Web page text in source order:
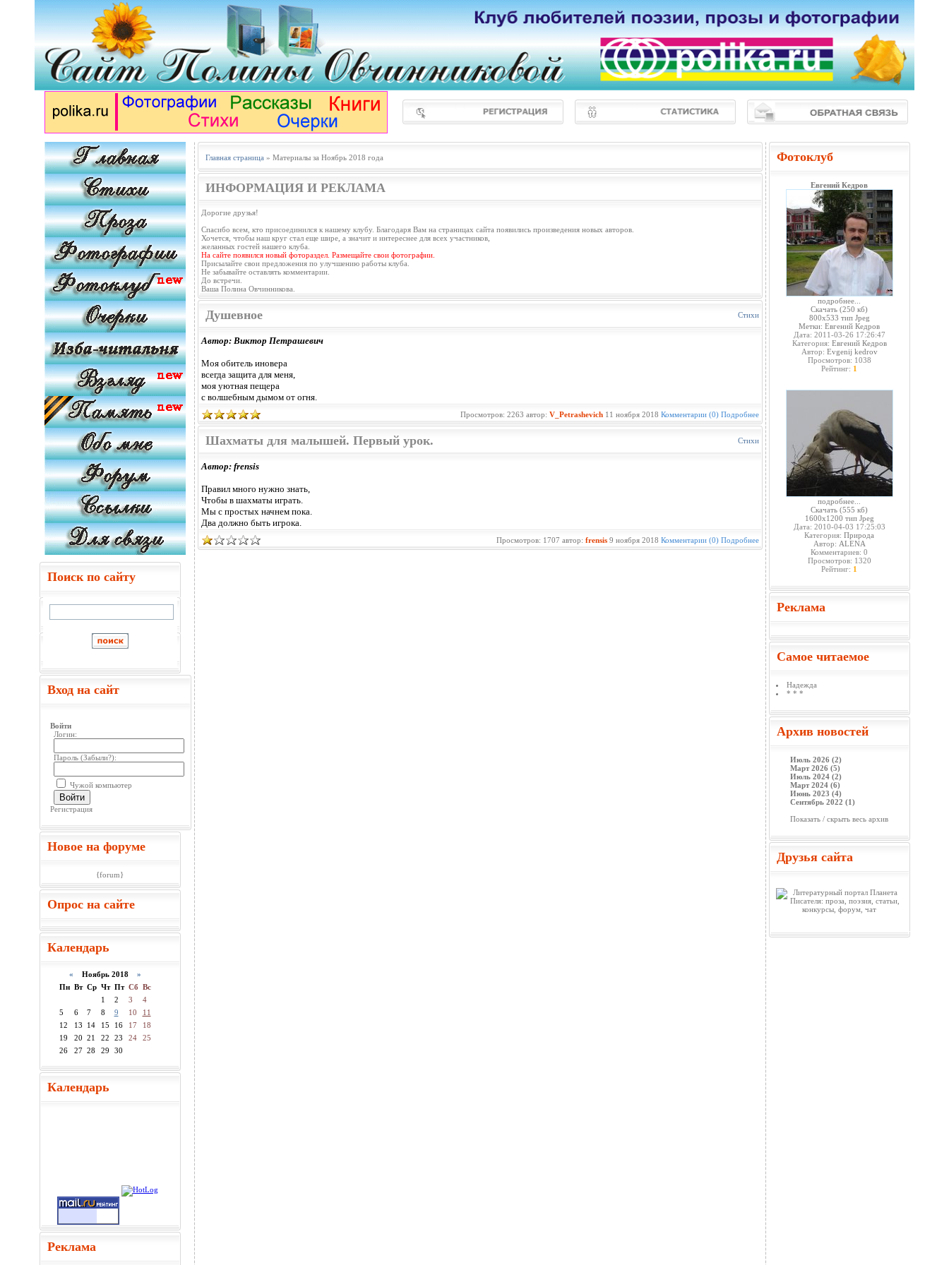
Поиск по сайту
Вход на сайт
Войти
Логин:
Пароль (Забыли?):
Чужой компьютер
Войти
Регистрация
Новое на форуме
{forum}
Опрос на сайте
Календарь
« Ноябрь 2018 »
Пн Вт Ср Чт Пт Сб Вс
1
2 3
4
5
6 7 8 9 10
11
12
13 14 15 16 17
18
19
20 21 22 23 24
25
26
27 28 29 30
Календарь
Реклама
Главная страница » Материалы за Ноябрь 2018 года
ИНФОРМАЦИЯ И РЕКЛАМА
Дорогие друзья!
Спасибо всем, кто присоединился к нашему клубу. Благодаря Вам на страницах сайта появились произведения новых авторов.
Хочется, чтобы наш круг стал еще шире, а значит и интереснее для всех участников,
желанных гостей нашего клуба.
На сайте появился новый фотораздел. Размещайте свои фотографии.
Присылайте свои предложения по улучшению работы клуба.
Не забывайте оставлять комментарии.
До встречи.
Ваша Полина Овчинникова.
Душевное Стихи
Автор: Виктор Петрашевич
Моя обитель иновера
всегда защита для меня,
моя уютная пещера
с волшебным дымом от огня.
Просмотров: 2263 автор: V_Petrashevich11 ноября 2018 Комментарии (0) Подробнее
Шахматы для малышей. Первый урок. Стихи
Автор: frensis
Правил много нужно знать,
Чтобы в шахматы играть.
Мы с простых начнем пока.
Два должно быть игрока.
Просмотров: 1707 автор: frensis9 ноября 2018 Комментарии (0) Подробнее
Фотоклуб
Евгений Кедров
подробнее...
Скачать (250 кб)
800x533 тип Jpeg
Метки: Евгений Кедров
Дата: 2011-03-26 17:26:47
Категория: Евгений Кедров
Автор: Evgenij kedrov
Просмотров: 1038
Рейтинг: 1
подробнее...
Скачать (555 кб)
1600x1200 тип Jpeg
Дата: 2010-04-03 17:25:03
Категория: Природа
Автор: ALENA
Комментариев: 0
Просмотров: 1320
Рейтинг: 1
Реклама
Самое читаемое
Надежда
* * *
Архив новостей
Июль 2026 (2)
Март 2026 (5)
Июль 2024 (2)
Март 2024 (6)
Июнь 2023 (4)
Сентябрь 2022 (1)
Показать / скрыть весь архив
Друзья сайта